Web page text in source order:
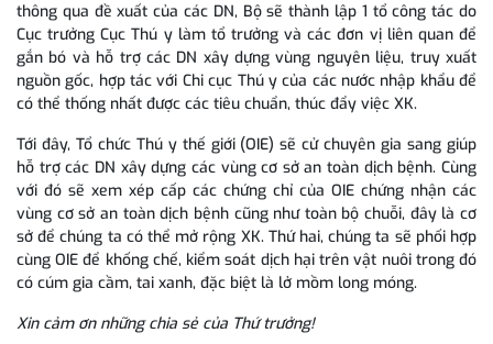
thông qua đề xuất của các DN, Bộ sẽ thành lập 1 tổ công tác do
Cục trưởng Cục Thú y làm tổ trưởng và các đơn vị liên quan để
gắn bó và hỗ trợ các DN xây dựng vùng nguyên liệu, truy xuất
nguồn gốc, hợp tác với Chi cục Thú y của các nước nhập khẩu để
có thể thống nhất được các tiêu chuẩn, thúc đẩy việc XK.
Tới đây, Tổ chức Thú y thế giới (OIE) sẽ cử chuyên gia sang giúp
hỗ trợ các DN xây dựng các vùng cơ sở an toàn dịch bệnh. Cùng
với đó sẽ xem xép cấp các chứng chỉ của OIE chứng nhận các
vùng cơ sở an toàn dịch bệnh cũng như toàn bộ chuỗi, đây là cơ
sở để chúng ta có thể mở rộng XK. Thứ hai, chúng ta sẽ phối hợp
cùng OIE để khống chế, kiểm soát dịch hại trên vật nuôi trong đó
có cúm gia cầm, tai xanh, đặc biệt là lở mồm long móng.
Xin cảm ơn những chia sẻ của Thứ trưởng!